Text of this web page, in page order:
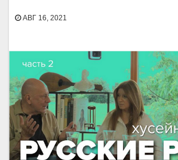
АВГ 16, 2021